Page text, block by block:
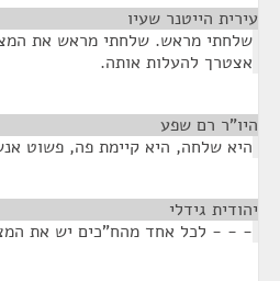
עירית הייטנר שעיו
שלחתי מראש. שלחתי מראש את
אצטרך להעלות אותה.
היו"ר רם שפע
היא שלחה, היא קיימת פה, פשוט
יהודית גידלי
- - - לכל אחד מהח"כים יש את